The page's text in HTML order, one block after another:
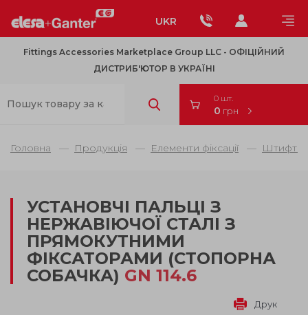
UKR
Fittings Accessories Marketplace Group LLC - OФІЦІЙНИЙ
ДИСТРИБ'ЮТОР В УКРАЇНІ
0 шт.
0 грн
Головна Продукція Елементи фіксації Штифти
УСТАНОВЧІ ПАЛЬЦІ З
НЕРЖАВІЮЧОЇ СТАЛІ З
ПРЯМОКУТНИМИ
ФІКСАТОРАМИ (СТОПОРНА
СОБАЧКА) GN 114.6
Друк